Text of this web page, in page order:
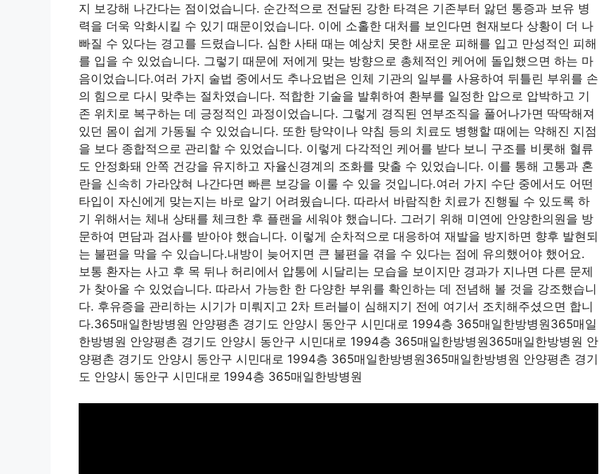
지 보강해 나간다는 점이었습니다. 순간적으로 전달된 강한 타격은 기존부터 앓던 통증과 보유 병
력을 더욱 악화시킬 수 있기 때문이었습니다. 이에 소홀한 대처를 보인다면 현재보다 상황이 더 나
빠질 수 있다는 경고를 드렸습니다. 심한 사태 때는 예상치 못한 새로운 피해를 입고 만성적인 피해
를 입을 수 있었습니다. 그렇기 때문에 저에게 맞는 방향으로 총체적인 케어에 돌입했으면 하는 마
음이었습니다.여러 가지 술법 중에서도 추나요법은 인체 기관의 일부를 사용하여 뒤틀린 부위를 손
의 힘으로 다시 맞추는 절차였습니다. 적합한 기술을 발휘하여 환부를 일정한 압으로 압박하고 기
존 위치로 복구하는 데 긍정적인 과정이었습니다. 그렇게 경직된 연부조직을 풀어나가면 딱딱해져
있던 몸이 쉽게 가동될 수 있었습니다. 또한 탕약이나 약침 등의 치료도 병행할 때에는 약해진 지점
을 보다 종합적으로 관리할 수 있었습니다. 이렇게 다각적인 케어를 받다 보니 구조를 비롯해 혈류
도 안정화돼 안쪽 건강을 유지하고 자율신경계의 조화를 맞출 수 있었습니다. 이를 통해 고통과 혼
란을 신속히 가라앉혀 나간다면 빠른 보강을 이룰 수 있을 것입니다.여러 가지 수단 중에서도 어떤
타입이 자신에게 맞는지는 바로 알기 어려웠습니다. 따라서 바람직한 치료가 진행될 수 있도록 하
기 위해서는 체내 상태를 체크한 후 플랜을 세워야 했습니다. 그러기 위해 미연에 안양한의원을 방
문하여 면담과 검사를 받아야 했습니다. 이렇게 순차적으로 대응하여 재발을 방지하면 향후 발현되
는 불편을 막을 수 있습니다.내방이 늦어지면 큰 불편을 겪을 수 있다는 점에 유의했어야 했어요.
보통 환자는 사고 후 목 뒤나 허리에서 압통에 시달리는 모습을 보이지만 경과가 지나면 다른 문제
가 찾아올 수 있었습니다. 따라서 가능한 한 다양한 부위를 확인하는 데 전념해 볼 것을 강조했습니
다. 후유증을 관리하는 시기가 미뤄지고 2차 트러블이 심해지기 전에 여기서 조치해주셨으면 합니
다.365매일한방병원 안양평촌 경기도 안양시 동안구 시민대로 1994층 365매일한방병원365매일
한방병원 안양평촌 경기도 안양시 동안구 시민대로 1994층 365매일한방병원365매일한방병원 안
양평촌 경기도 안양시 동안구 시민대로 1994층 365매일한방병원365매일한방병원 안양평촌 경기
도 안양시 동안구 시민대로 1994층 365매일한방병원